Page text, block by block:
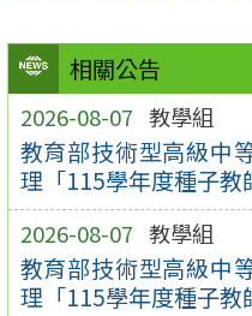
相關公告
2026-08-07 教學組
教育部技術型高級中
理「115學年度種子教
2026-08-07 教學組
教育部技術型高級中
理「115學年度種子教